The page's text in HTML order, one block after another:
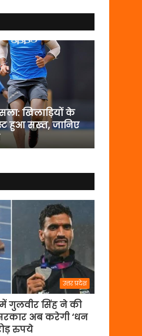
खिलाड़ियों के
हुआ सख्त, जानिए
उत्तर प्रदेश
गुलवीर सिंह ने की
सरकार अब करेगी ‘धन
रुपये